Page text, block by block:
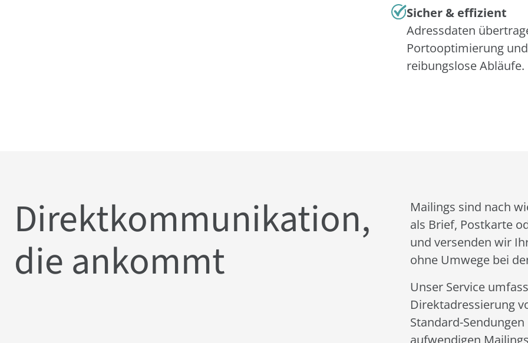
Sicher & effizient
Adressdaten
Portooptimierung
reibungslose Abläufe.
Direktkommunikation,
die ankommt
Mailings sind nach
als Brief, Postkarte
und versenden wir
ohne Umwege bei
Unser Service
Direktadressierung
Standard-